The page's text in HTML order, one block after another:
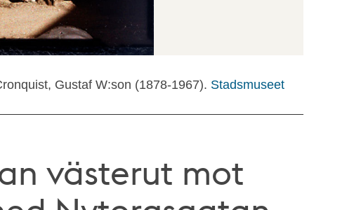
Gustaf W:son (1878-1967). Stadsmuseet
västerut mot